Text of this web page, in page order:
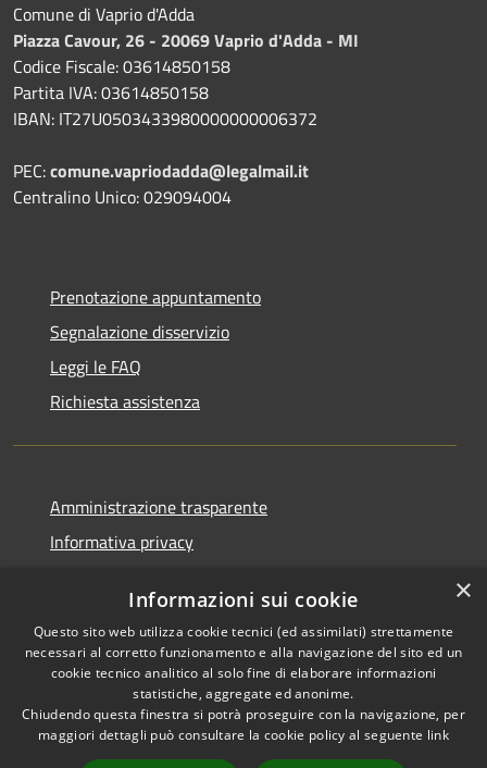
Comune di Vaprio d'Adda
Piazza Cavour, 26 - 20069 Vaprio d'Adda - MI
Codice Fiscale: 03614850158
Partita IVA: 03614850158
IBAN: IT27U0503433980000000006372
PEC:comune.vapriodadda@legalmail.it
Centralino Unico: 029094004
Prenotazione appuntamento
Segnalazione disservizio
Leggi le FAQ
Richiesta assistenza
Amministrazione trasparente
Informativa privacy
Dichiarazione di accessibilità
RSS
Accessibilità
Copyright © 2026 • Comune di
Vaprio d'Adda • Powered by
×
Informazioni sui cookie
Questo sito web utilizza cookie tecnici (ed assimilati) strettamente
necessari al corretto funzionamento e alla navigazione del sito ed un
cookie tecnico analitico al solo fine di elaborare informazioni
statistiche, aggregate ed anonime.
Chiudendo questa finestra si potrà proseguire con la navigazione, per
maggiori dettagli può consultare la cookie policy al seguente link